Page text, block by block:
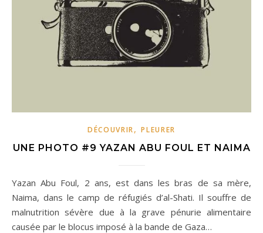
DÉCOUVRIR,PLEURER
UNE PHOTO #9 YAZAN ABU FOUL ET NAIMA
Yazan Abu Foul, 2 ans, est dans les bras de sa mère,
Naima, dans le camp de réfugiés d’al-Shati. Il souffre de
malnutrition sévère due à la grave pénurie alimentaire
causée par le blocus imposé à la bande de Gaza…